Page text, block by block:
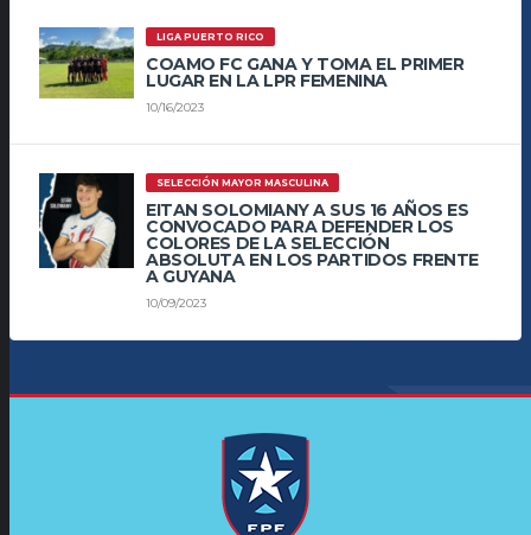
LIGA PUERTO RICO
COAMO FC GANA Y TOMA EL PRIMER
LUGAR EN LA LPR FEMENINA
10/16/2023
SELECCIÓN MAYOR MASCULINA
EITAN SOLOMIANY A SUS 16 AÑOS ES
CONVOCADO PARA DEFENDER LOS
COLORES DE LA SELECCIÓN
ABSOLUTA EN LOS PARTIDOS FRENTE
A GUYANA
10/09/2023